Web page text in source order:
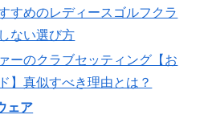
すめのレディースゴルフクラ
ない選び方
ーのクラブセッティング【お
】真似すべき理由とは？
ェア